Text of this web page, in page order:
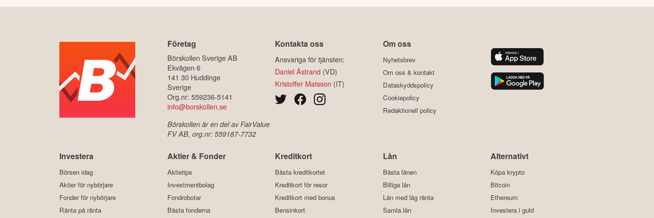
Företag
Börskollen Sverige AB
Ekvägen 6
141 30 Huddinge
Sverige
Org.nr: 559236-5141
info@borskollen.se
Börskollen är en del av FairValue
FV AB, org.nr: 559187-7732
Kontakta oss
Ansvariga för tjänsten:
Daniel Åstrand (VD)
Kristoffer Matsson (IT)
Om oss
Nyhetsbrev
Om oss & kontakt
Dataskyddspolicy
Cookiepolicy
Redaktionell policy
Investera
Börsen idag
Aktier för nybörjare
Fonder för nybörjare
Ränta på ränta
Aktier & Fonder
Aktietips
Investmentbolag
Fondrobotar
Bästa fonderna
Kreditkort
Bästa kreditkortet
Kreditkort för resor
Kreditkort med bonus
Bensinkort
Lån
Bästa lånen
Billiga lån
Lån med låg ränta
Samla lån
Alternativt
Köpa krypto
Bitcoin
Ethereum
Investera i guld